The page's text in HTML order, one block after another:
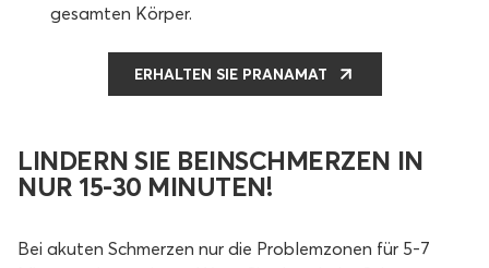
gesamten Körper.
ERHALTEN SIE PRANAMAT
LINDERN SIE BEINSCHMERZEN IN
NUR 15-30 MINUTEN!
Bei akuten Schmerzen nur die Problemzonen für 5-7